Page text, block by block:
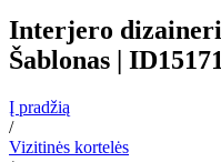
Interjero
Šablonas |
Į pradžią
/
Vizitinės kortelės